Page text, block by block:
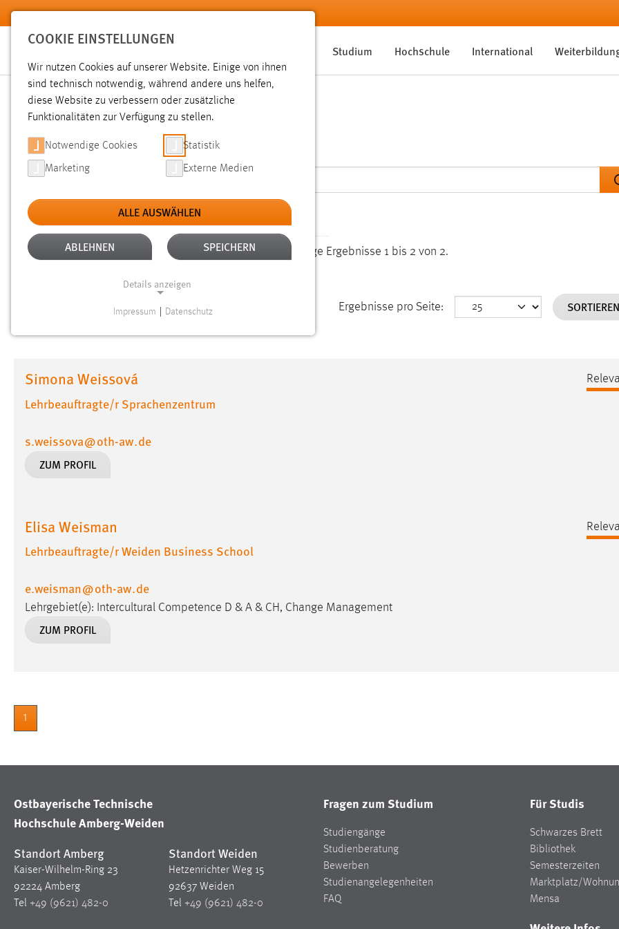
Zum Hauptinhalt springen
Studium Hochschule International
SUCHE
Aktive Filter: TYP: PERSONEN ALLE FILTER ENTFERNEN
Gesucht nach "weis". Es wurden 2 Ergebnisse gefunden. Zeige Ergebnisse 1 bis 2 von 2.
Ergebnisse pro Seite:
Simona Weissová
Lehrbeauftragte/r Sprachenzentrum
s.weissova@oth-aw.de
ZUM PROFIL
Elisa Weisman
Lehrbeauftragte/r Weiden Business School
e.weisman@oth-aw.de
Lehrgebiet(e): Intercultural Competence D & A & CH, Change Management
ZUM PROFIL
1
Ostbayerische Technische
Hochschule Amberg-Weiden
Standort Amberg
Kaiser-Wilhelm-Ring 23
92224 Amberg
Tel +49 (9621) 482-0
Standort Weiden
Hetzenrichter Weg 15
92637 Weiden
Tel +49 (9621) 482-0
Fragen zum Studium
Studiengänge
Studienberatung
Bewerben
Studienangelegenheiten
FAQ
Für Studis
Schwarzes Brett
Bibliothek
Semesterzeiten
Marktplatz/
Mensa
COOKIE EINSTELLUNGEN
Wir nutzen Cookies auf unserer Website. Einige von ihnen
sind technisch notwendig, während andere uns helfen,
diese Website zu verbessern oder zusätzliche
Funktionalitäten zur Verfügung zu stellen.
Notwendige Cookies Statistik
Marketing Externe Medien
ALLE AUSWÄHLEN
ABLEHNEN SPEICHERN
Details anzeigen
Website erforderlich.
Einverständnis
Name: cookie_consent
Zweck:
Cookie Laufzeit:
Performance
Name: staticfilecache
Zweck:
Für performante Seitenauslieferung wird
Chat
Name:
MibewSessionID, MIBEW_UserID,
mibew_locale, mibew-chat-frame-style-
Zweck:
Wird benötigt um die Chatfunktion
Impressum Datenschutz